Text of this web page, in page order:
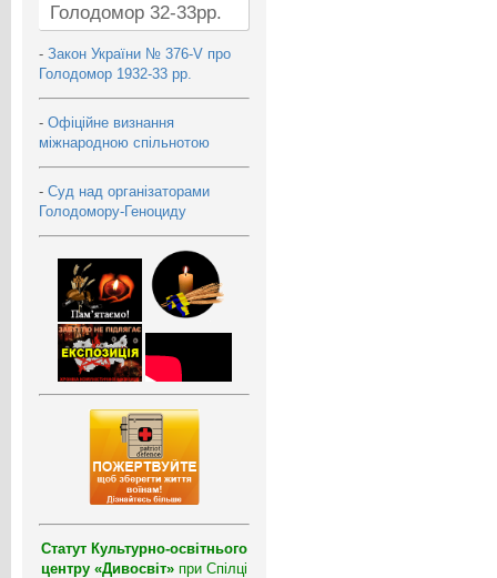
Голодомор 32-33рр.
- Закон України № 376-V про
Голодомор 1932-33 рр.
- Офіційне визнання
міжнародною спільнотою
- Суд над організаторами
Голодомору-Геноциду
Статут Культурно-освітнього
центру «Дивосвіт» при Спілці